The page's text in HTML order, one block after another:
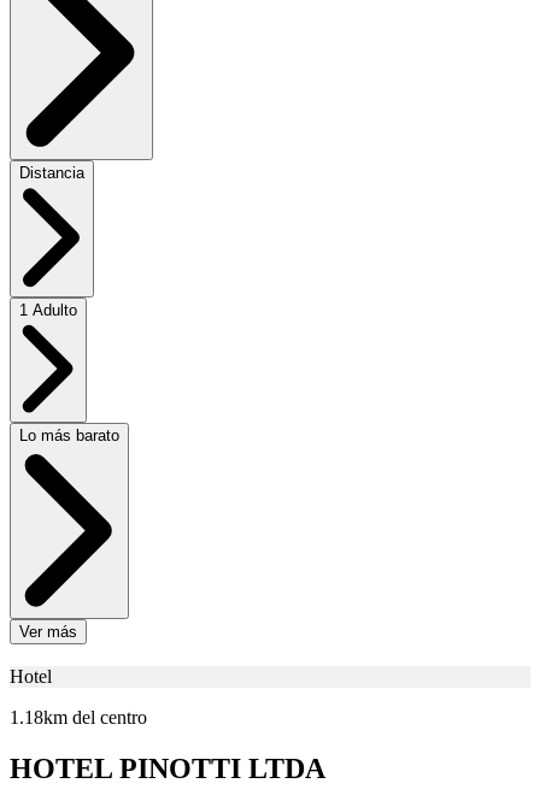
Distancia
1 Adulto
Lo más barato
Ver más